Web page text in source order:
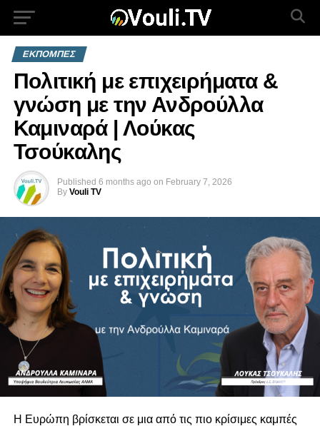
ΕΚΠΟΜΠΕΣ
Πολιτική με επιχειρήματα &
γνώση με την Ανδρούλλα
Καμιναρά | Λούκας
Τσούκαλης
Published 6 months ago on February 7, 2026
By Vouli TV
Η Ευρώπη βρίσκεται σε μια από τις πιο κρίσιμες καμπές